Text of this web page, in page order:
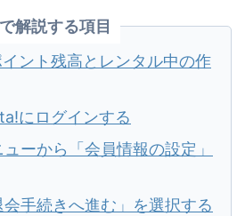
解説する項目
ント残高とレンタル中の作
にログインする
ーから「会員情報の設定」
手続きへ進む」を選択する